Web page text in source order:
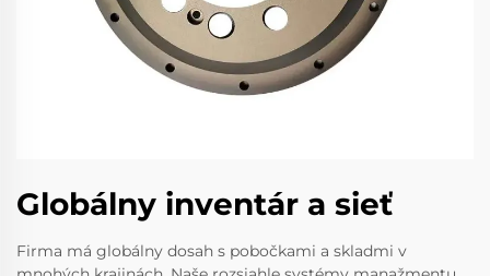
Globálny inventár a sieť
Firma má globálny dosah s pobočkami a skladmi v